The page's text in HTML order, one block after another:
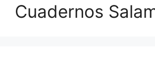
Cuadernos